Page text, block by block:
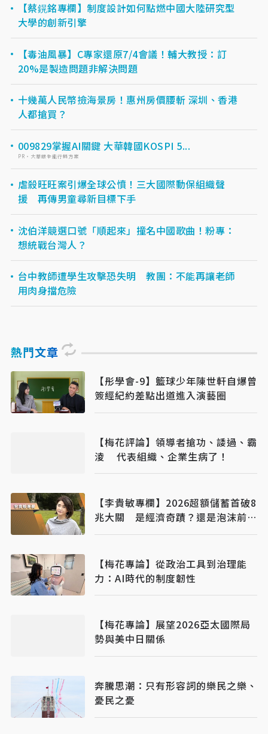
【蔡鎤銘專欄】制度設計如何點燃中國大陸研究型
大學的創新引擎
【毒油風暴】C專家還原7/4會議！輔大教授：訂
20%是製造問題非解決問題
十幾萬人民幣撿海景房！惠州房價腰斬 深圳、香港
人都搶買？
009829掌握AI關鍵 大華韓國KOSPI 5...
PR・大華銀全能行銷方案
虐殺旺旺案引爆全球公憤！三大國際動保組織聲
援 再傳男童尋新目標下手
沈伯洋競選口號「順起來」撞名中國歌曲！粉專：
想統戰台灣人？
台中教師遭學生攻擊恐失明 教團：不能再讓老師
用肉身擋危險
熱門文章
【彤學會-9】籃球少年陳世軒自爆曾
簽經紀約差點出道進入演藝圈
【梅花評論】領導者搶功、諉過、霸
淩 代表組織、企業生病了！
【李貴敏專欄】2026超額儲蓄首破8
兆大關 是經濟奇蹟？還是泡沫前
奏？
【梅花專論】從政治工具到治理能
力：AI時代的制度韌性
【梅花專論】展望2026亞太國際局
勢與美中日關係
奔騰思潮：只有形容詞的樂民之樂、
憂民之憂